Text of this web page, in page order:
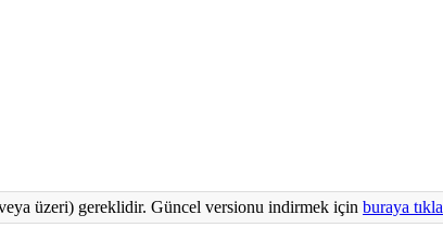
üzeri) gereklidir. Güncel versionu indirmek için buraya tıkla